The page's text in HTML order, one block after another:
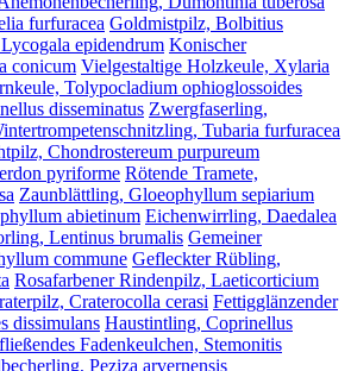
furfuracea Goldmistpilz, Bolbitius
epidendrum Konischer
conicum Vielgestaltige Holzkeule, Xylaria
Tolypocladium ophioglossoides
disseminatus Zwergfaserling,
Tubaria furfuracea
Chondrostereum purpureum
pyriforme Rötende Tramete,
Zaunblättling, Gloeophyllum sepiarium
abietinum Eichenwirrling, Daedalea
Lentinus brumalis Gemeiner
commune Gefleckter Rübling,
Rosafarbener Rindenpilz, Laeticorticium
Craterocolla cerasi Fettigglänzender
dissimulans Haustintling, Coprinellus
Fadenkeulchen, Stemonitis
Peziza arvernensis